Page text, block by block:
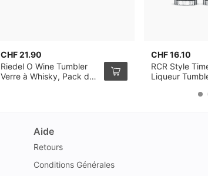
CHF 21.90
Riedel O Wine Tumbler
Verre à Whisky, Pack de
CHF 16.10
RCR Style
Liqueur
Aide
Retours
Conditions Générales